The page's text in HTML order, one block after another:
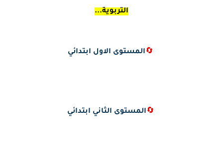
التربوية...
🔄المستوى الاول ابتدائي
🔄المستوى الثاني ابتدائي